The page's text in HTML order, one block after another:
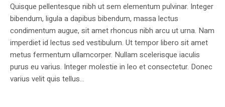
Quisque pellentesque nibh ut sem elementum pulvinar. Integer
bibendum, ligula a dapibus bibendum, massa lectus
condimentum augue, sit amet rhoncus nibh arcu ut urna. Nam
imperdiet id lectus sed vestibulum. Ut tempor libero sit amet
metus fermentum ullamcorper. Nullam scelerisque iaculis
purus eu varius. Integer molestie in leo et consectetur. Donec
varius velit quis tellus...